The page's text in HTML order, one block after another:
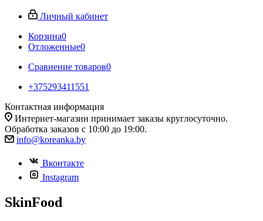
Личный кабинет
Корзина0
Отложенные0
Сравнение товаров0
+375293411551
Контактная информация
Интернет-магазин принимает заказы круглосуточно.
Обработка заказов с 10:00 до 19:00.
info@koreanka.by
Вконтакте
Instagram
SkinFood